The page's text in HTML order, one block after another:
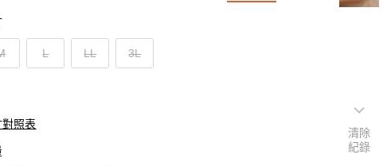
L LL 3L
對照表
清除
紀錄